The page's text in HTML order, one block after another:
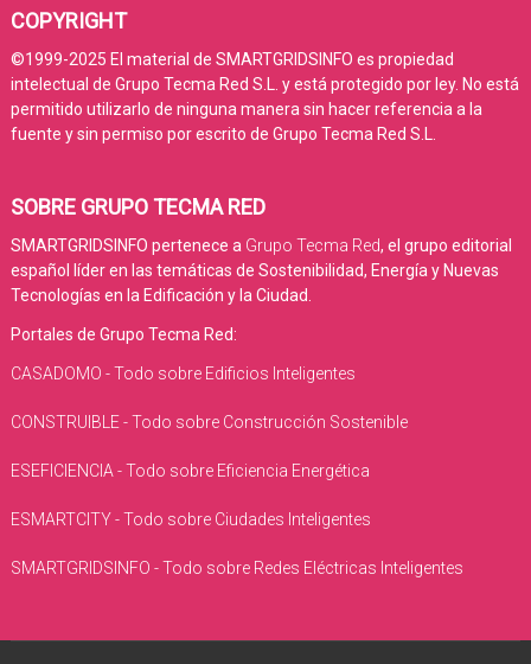
COPYRIGHT
©1999-2025 El material de SMARTGRIDSINFO es propiedad
intelectual de Grupo Tecma Red S.L. y está protegido por ley. No está
permitido utilizarlo de ninguna manera sin hacer referencia a la
fuente y sin permiso por escrito de Grupo Tecma Red S.L.
SOBRE GRUPO TECMA RED
SMARTGRIDSINFO pertenece a Grupo Tecma Red, el grupo editorial
español líder en las temáticas de Sostenibilidad, Energía y Nuevas
Tecnologías en la Edificación y la Ciudad.
Portales de Grupo Tecma Red:
CASADOMO - Todo sobre Edificios Inteligentes
CONSTRUIBLE - Todo sobre Construcción Sostenible
ESEFICIENCIA - Todo sobre Eficiencia Energética
ESMARTCITY - Todo sobre Ciudades Inteligentes
SMARTGRIDSINFO - Todo sobre Redes Eléctricas Inteligentes